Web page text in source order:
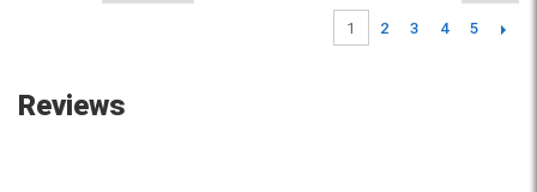
1 2 3 4 5
Reviews